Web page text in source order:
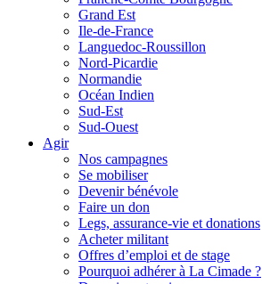
Grand Est
Ile-de-France
Languedoc-Roussillon
Nord-Picardie
Normandie
Océan Indien
Sud-Est
Sud-Ouest
Agir
Nos campagnes
Se mobiliser
Devenir bénévole
Faire un don
Legs, assurance-vie et donations
Acheter militant
Offres d’emploi et de stage
Pourquoi adhérer à La Cimade ?